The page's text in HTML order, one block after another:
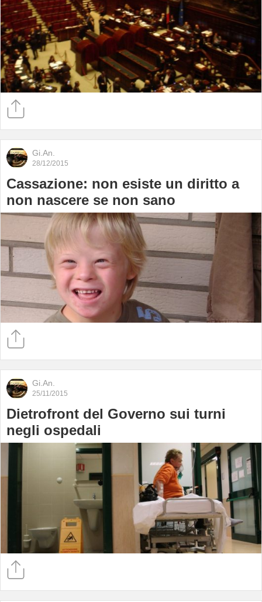
Gi.An.
28/12/2015
Cassazione: non esiste un diritto a
non nascere se non sano
Gi.An.
25/11/2015
Dietrofront del Governo sui turni
negli ospedali